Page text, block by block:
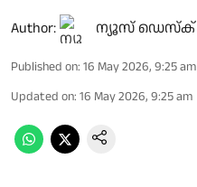
Author: ന്യൂസ് ഡെസ്ക്
Published on: 16 May 2026, 9:25 am
Updated on: 16 May 2026, 9:25 am